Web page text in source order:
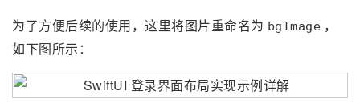
为了方便后续的使用，这里将图片重命名为 bgImage ，
如下图所示：